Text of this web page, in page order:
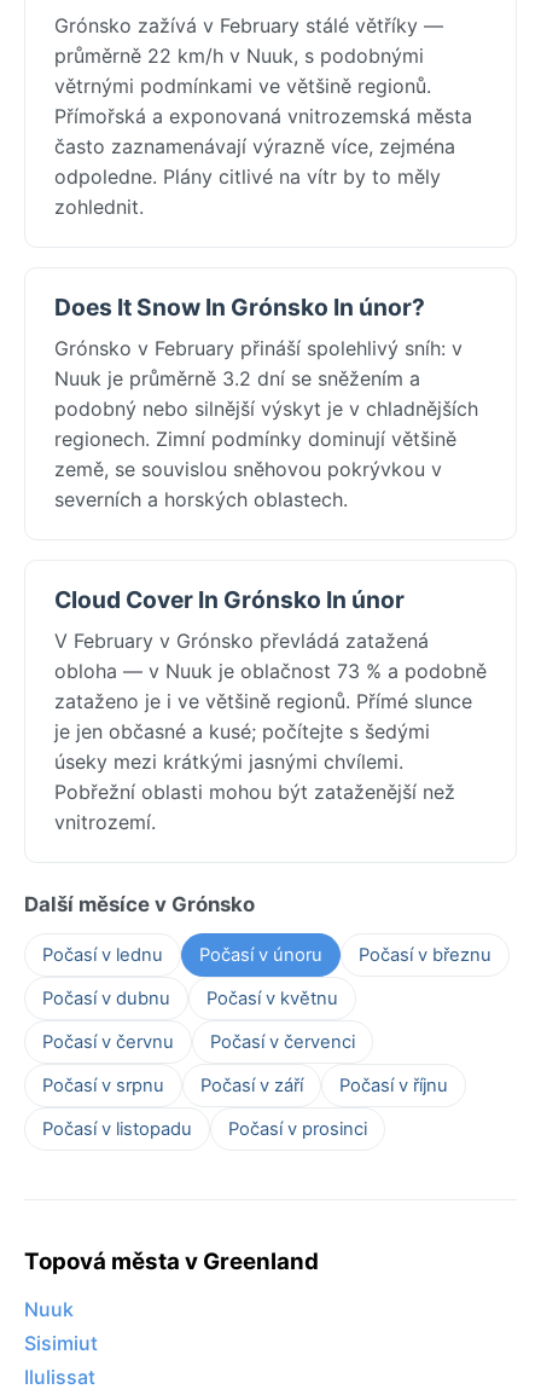
Grónsko zažívá v February stálé větříky —
průměrně 22 km/h v Nuuk, s podobnými
větrnými podmínkami ve většině regionů.
Přímořská a exponovaná vnitrozemská města
často zaznamenávají výrazně více, zejména
odpoledne. Plány citlivé na vítr by to měly
zohlednit.
Does It Snow In Grónsko In únor?
Grónsko v February přináší spolehlivý sníh: v
Nuuk je průměrně 3.2 dní se sněžením a
podobný nebo silnější výskyt je v chladnějších
regionech. Zimní podmínky dominují většině
země, se souvislou sněhovou pokrývkou v
severních a horských oblastech.
Cloud Cover In Grónsko In únor
V February v Grónsko převládá zatažená
obloha — v Nuuk je oblačnost 73 % a podobně
zataženo je i ve většině regionů. Přímé slunce
je jen občasné a kusé; počítejte s šedými
úseky mezi krátkými jasnými chvílemi.
Pobřežní oblasti mohou být zataženější než
vnitrozemí.
Další měsíce v Grónsko
Počasí v lednu Počasí v únoru
Počasí v březnu
Počasí v dubnu
Počasí v květnu
Počasí v červnu
Počasí v červenci
Počasí v srpnu
Počasí v září
Počasí v říjnu
Počasí v listopadu
Počasí v prosinci
Topová města v Greenland
Nuuk
Sisimiut
Ilulissat